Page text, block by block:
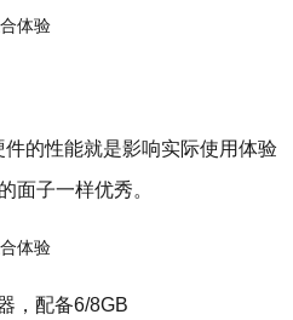
的性能就是影响实际使用体验
面子一样优秀。
，配备6/8GB